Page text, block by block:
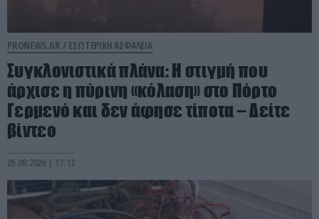
PRONEWS.GR / ΕΣΩΤΕΡΙΚΗ ΑΣΦΑΛΕΙΑ
Συγκλονιστικά πλάνα: Η στιγμή που
άρχισε η πύρινη «κόλαση» στο Πόρτο
Γερμενό και δεν άφησε τίποτα – Δείτε
βίντεο
05.08.2026 | 17:12